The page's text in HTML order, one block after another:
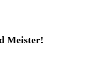
Meister!